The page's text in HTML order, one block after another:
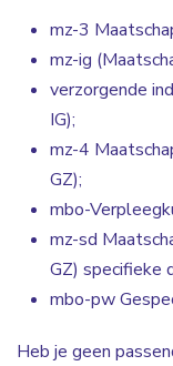
mz-3
mz-ig
verzorgende
IG);
mz-4
GZ);
mbo-
mz-sd
GZ) specifieke
mbo-pw
Heb je geen